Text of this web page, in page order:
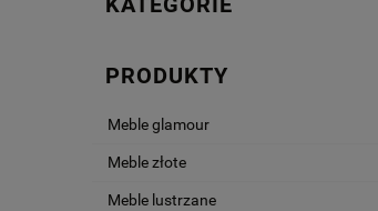
PRODUKTY
Meble glamour
Meble złote
Meble lustrzane